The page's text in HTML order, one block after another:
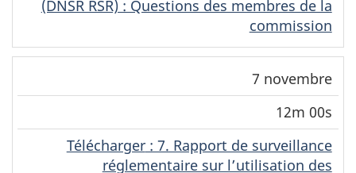
(DNSR RSR) : Questions des membres de la
commission
7 novembre
12m 00s
Télécharger(Français)
: 7. Rapport de surveillance
réglementaire sur l’utilisation des